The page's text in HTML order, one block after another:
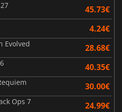
45.73€
4.24€
Evolved 28.68€
40.35€
30.00€
Ops 7 24.99€